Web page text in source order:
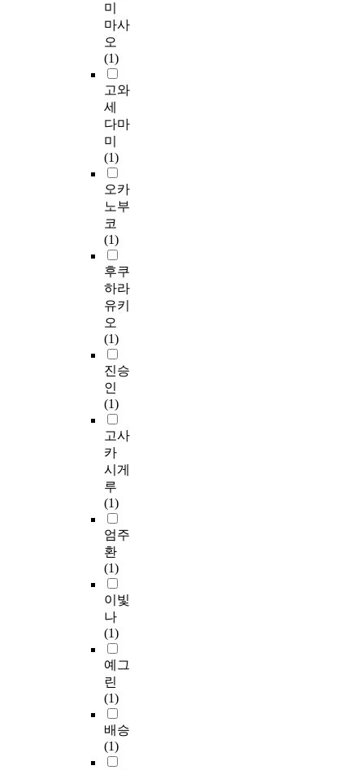
미
마사
오
(1)
고와
세
다마
미
(1)
오카
노부
코
(1)
후쿠
하라
유키
오
(1)
진승
인
(1)
고사
카
시게
루
(1)
엄주
환
(1)
이빛
나
(1)
예그
린
(1)
배승
(1)